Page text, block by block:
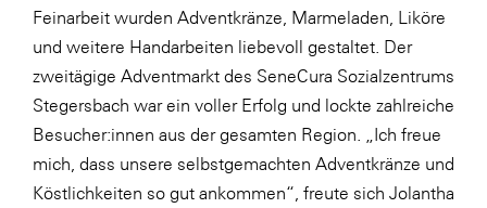
LAT Nitrogen
Lidl Österreich
Die Menü-Manufaktur
MTH Retail Group
Feinarbeit wurden Adventkränze, Marmeladen, Liköre
und weitere Handarbeiten liebevoll gestaltet. Der
zweitägige Adventmarkt des SeneCura Sozialzentrums
Stegersbach war ein voller Erfolg und lockte zahlreiche
Besucher:innen aus der gesamten Region. „Ich freue
mich, dass unsere selbstgemachten Adventkränze und
Köstlichkeiten so gut ankommen“, freute sich Jolantha